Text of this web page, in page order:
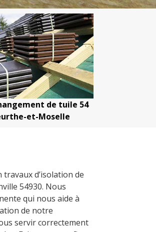
de toiture 54
et-Moselle
d’isolation de
54930. Nous
qui nous aide à
de notre
servir correctement